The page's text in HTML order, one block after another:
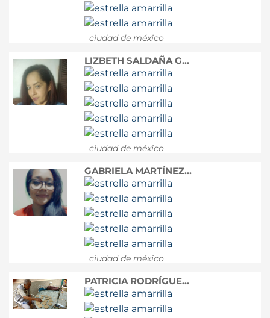
ciudad de méxico
LIZBETH SALDAÑA G...
ciudad de méxico
GABRIELA MARTÍNEZ...
ciudad de méxico
PATRICIA RODRÍGUE...